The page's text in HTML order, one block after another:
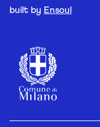
built by Ensoul